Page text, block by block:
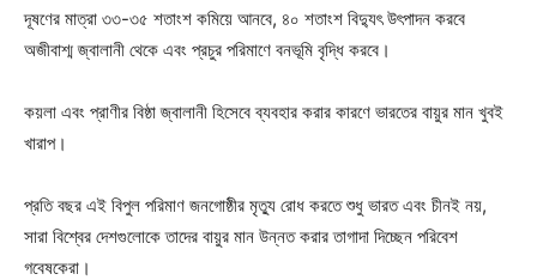
দূষণের মাত্রা ৩৩-৩৫ শতাংশ কমিয়ে আনবে, ৪০ শতাংশ বিদ্যুৎ উৎপাদন করবে
অজীবাশ্ম জ্বালানী থেকে এবং প্রচুর পরিমাণে বনভূমি বৃদ্ধি করবে।
কয়লা এবং প্রাণীর বিষ্ঠা জ্বালানী হিসেবে ব্যবহার করার কারণে ভারতের বায়ুর মান খুবই
খারাপ।
প্রতি বছর এই বিপুল পরিমাণ জনগোষ্ঠীর মৃত্যু রোধ করতে শুধু ভারত এবং চীনই নয়,
সারা বিশ্বের দেশগুলোকে তাদের বায়ুর মান উন্নত করার তাগাদা দিচ্ছেন পরিবেশ
গবেষকেরা।